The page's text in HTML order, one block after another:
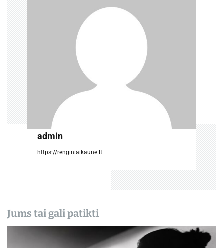
admin
https://renginiaikaune.lt
Jums tai gali patikti